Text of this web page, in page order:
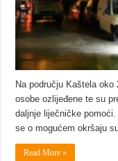
Na području Kaštela
osobe ozlijeđene te su
daljnje liječničke
se o mogućem okršaju
Read More »